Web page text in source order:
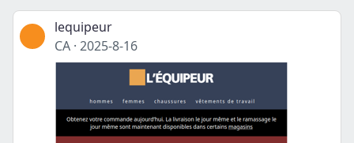
lequipeur
CA · 2025-8-16